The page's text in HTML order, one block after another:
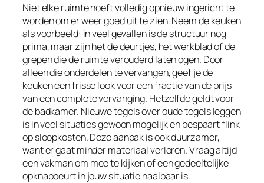
Niet elke ruimte hoeft volledig opnieuw ingericht te
worden om er weer goed uit te zien. Neem de keuken
als voorbeeld: in veel gevallen is de structuur nog
prima, maar zijn het de deurtjes, het werkblad of de
grepen die de ruimte verouderd laten ogen. Door
alleen die onderdelen te vervangen, geef je de
keuken een frisse look voor een fractie van de prijs
van een complete vervanging. Hetzelfde geldt voor
de badkamer. Nieuwe tegels over oude tegels leggen
is in veel situaties gewoon mogelijk en bespaart flink
op sloopkosten. Deze aanpak is ook duurzamer,
want er gaat minder materiaal verloren. Vraag altijd
een vakman om mee te kijken of een gedeeltelijke
opknapbeurt in jouw situatie haalbaar is.